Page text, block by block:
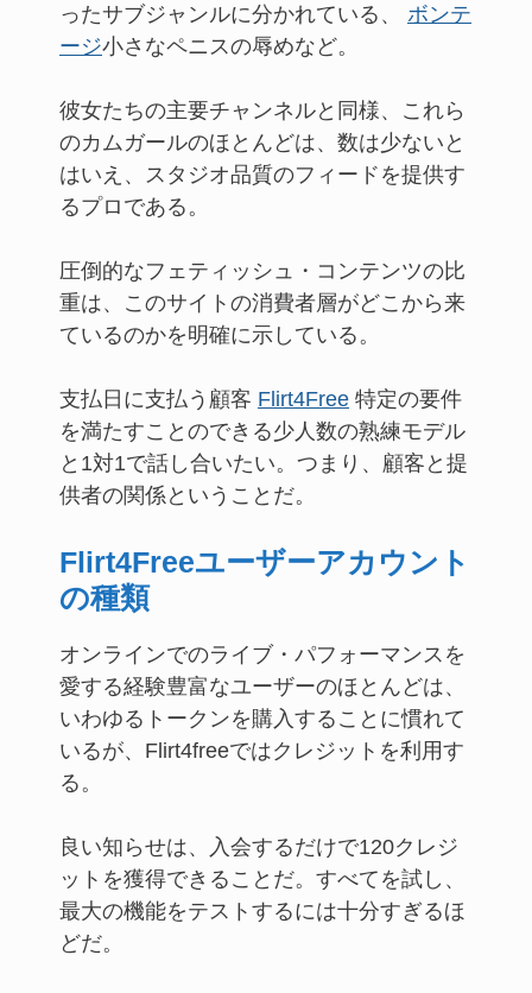
ったサブジャンルに分かれている、 ボンテ
ージ小さなペニスの辱めなど。
彼女たちの主要チャンネルと同様、これら
のカムガールのほとんどは、数は少ないと
はいえ、スタジオ品質のフィードを提供す
るプロである。
圧倒的なフェティッシュ・コンテンツの比
重は、このサイトの消費者層がどこから来
ているのかを明確に示している。
支払日に支払う顧客 Flirt4Free 特定の要件
を満たすことのできる少人数の熟練モデル
と1対1で話し合いたい。つまり、顧客と提
供者の関係ということだ。
Flirt4Freeユーザーアカウント
の種類
オンラインでのライブ・パフォーマンスを
愛する経験豊富なユーザーのほとんどは、
いわゆるトークンを購入することに慣れて
いるが、Flirt4freeではクレジットを利用す
る。
良い知らせは、入会するだけで120クレジ
ットを獲得できることだ。すべてを試し、
最大の機能をテストするには十分すぎるほ
どだ。